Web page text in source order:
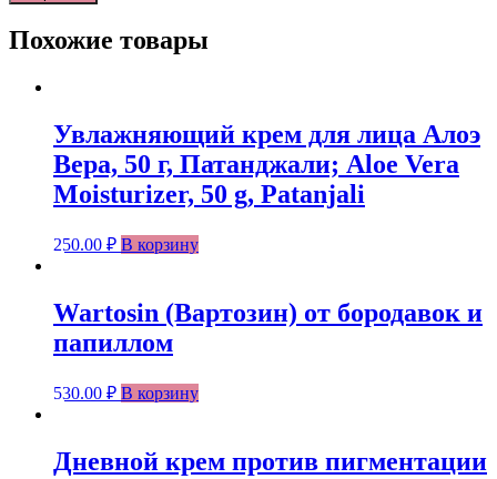
Похожие товары
Увлажняющий крем для лица Алоэ
Вера, 50 г, Патанджали; Aloe Vera
Moisturizer, 50 g, Patanjali
250.00 ₽ В корзину
Wartosin (Вартозин) от бородавок и
папиллом
530.00 ₽ В корзину
Дневной крем против пигментации